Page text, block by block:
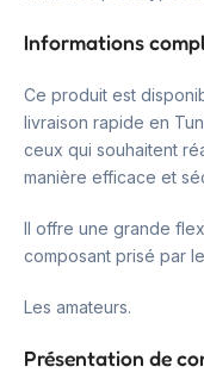
Informations
Ce produit est
livraison rapide en
ceux qui souhaitent
manière efficace et
Il offre une grande
composant prisé par
Les amateurs.
Présentation de